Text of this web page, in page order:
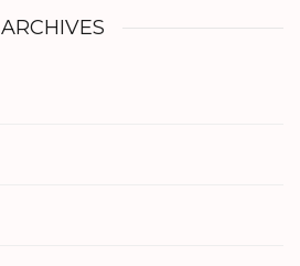
ARCHIVES